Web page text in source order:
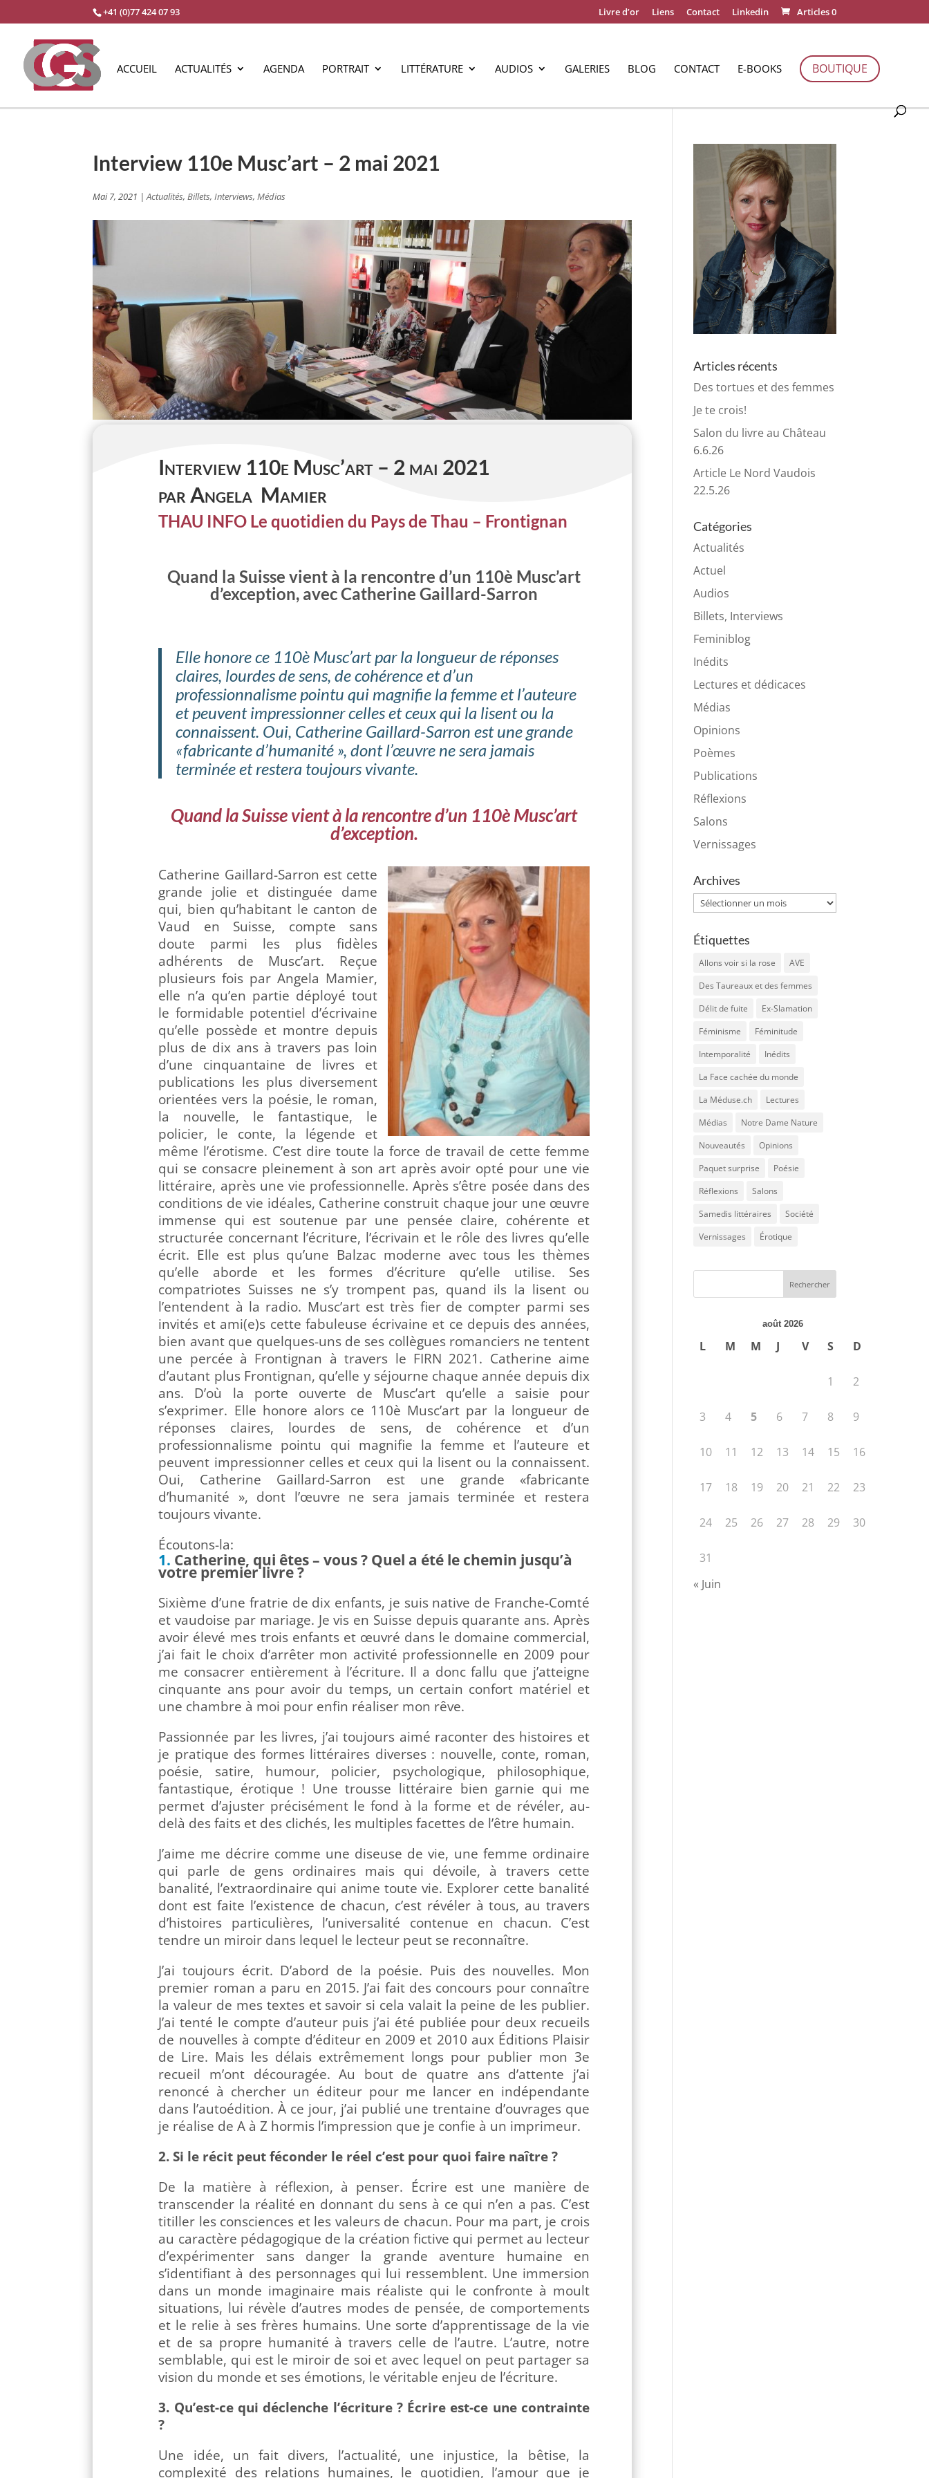
+41 (0)77 424 07 93 Livre d’or Liens Contact Linkedin Articles 0
ACCUEIL ACTUALITÉS AGENDA PORTRAIT LITTÉRATURE AUDIOS GALERIES BLOG CONTACT E-BOOKS BOUTIQUE
Interview 110e Musc’art – 2 mai 2021
Mai 7, 2021 |Actualités,Billets, Interviews,Médias
Interview 110e Musc’art – 2 mai 2021
par Angela Mamier
THAU INFO Le quotidien du Pays de Thau – Frontignan
Quand la Suisse vient à la rencontre d’un 110è Musc’art
d’exception, avec Catherine Gaillard-Sarron
Elle honore ce 110è Musc’art par la longueur de réponses
claires, lourdes de sens, de cohérence et d’un
professionnalisme pointu qui magnifie la femme et l’auteure
et peuvent impressionner celles et ceux qui la lisent ou la
connaissent. Oui, Catherine Gaillard-Sarron est une grande
«fabricante d’humanité », dont l’œuvre ne sera jamais
terminée et restera toujours vivante.
Quand la Suisse vient à la rencontre d’un 110è Musc’art
d’exception.
Catherine Gaillard-Sarron est cette
grande jolie et distinguée dame
qui, bien qu’habitant le canton de
Vaud en Suisse, compte sans
doute parmi les plus fidèles
adhérents de Musc’art. Reçue
plusieurs fois par Angela Mamier,
elle n’a qu’en partie déployé tout
le formidable potentiel d’écrivaine
qu’elle possède et montre depuis
plus de dix ans à travers pas loin
d’une cinquantaine de livres et
publications les plus diversement
orientées vers la poésie, le roman,
la nouvelle, le fantastique, le
policier, le conte, la légende et
même l’érotisme. C’est dire toute la force de travail de cette femme
qui se consacre pleinement à son art après avoir opté pour une vie
littéraire, après une vie professionnelle. Après s’être posée dans des
conditions de vie idéales, Catherine construit chaque jour une œuvre
immense qui est soutenue par une pensée claire, cohérente et
structurée concernant l’écriture, l’écrivain et le rôle des livres qu’elle
écrit. Elle est plus qu’une Balzac moderne avec tous les thèmes
qu’elle aborde et les formes d’écriture qu’elle utilise. Ses
compatriotes Suisses ne s’y trompent pas, quand ils la lisent ou
l’entendent à la radio. Musc’art est très fier de compter parmi ses
invités et ami(e)s cette fabuleuse écrivaine et ce depuis des années,
bien avant que quelques-uns de ses collègues romanciers ne tentent
une percée à Frontignan à travers le FIRN 2021. Catherine aime
d’autant plus Frontignan, qu’elle y séjourne chaque année depuis dix
ans. D’où la porte ouverte de Musc’art qu’elle a saisie pour
s’exprimer. Elle honore alors ce 110è Musc’art par la longueur de
réponses claires, lourdes de sens, de cohérence et d’un
professionnalisme pointu qui magnifie la femme et l’auteure et
peuvent impressionner celles et ceux qui la lisent ou la connaissent.
Oui, Catherine Gaillard-Sarron est une grande «fabricante
d’humanité », dont l’œuvre ne sera jamais terminée et restera
toujours vivante.
Écoutons-la:
Catherine, qui êtes – vous ? Quel a été le chemin jusqu’à
votre premier livre ?
Sixième d’une fratrie de dix enfants, je suis native de Franche-Comté
et vaudoise par mariage. Je vis en Suisse depuis quarante ans. Après
avoir élevé mes trois enfants et œuvré dans le domaine commercial,
j’ai fait le choix d’arrêter mon activité professionnelle en 2009 pour
me consacrer entièrement à l’écriture. Il a donc fallu que j’atteigne
cinquante ans pour avoir du temps, un certain confort matériel et
une chambre à moi pour enfin réaliser mon rêve.
Passionnée par les livres, j’ai toujours aimé raconter des histoires et
je pratique des formes littéraires diverses : nouvelle, conte, roman,
poésie, satire, humour, policier, psychologique, philosophique,
fantastique, érotique ! Une trousse littéraire bien garnie qui me
permet d’ajuster précisément le fond à la forme et de révéler, au-
delà des faits et des clichés, les multiples facettes de l’être humain.
J’aime me décrire comme une diseuse de vie, une femme ordinaire
qui parle de gens ordinaires mais qui dévoile, à travers cette
banalité, l’extraordinaire qui anime toute vie. Explorer cette banalité
dont est faite l’existence de chacun, c’est révéler à tous, au travers
d’histoires particulières, l’universalité contenue en chacun. C’est
tendre un miroir dans lequel le lecteur peut se reconnaître.
J’ai toujours écrit. D’abord de la poésie. Puis des nouvelles. Mon
premier roman a paru en 2015. J’ai fait des concours pour connaître
la valeur de mes textes et savoir si cela valait la peine de les publier.
J’ai tenté le compte d’auteur puis j’ai été publiée pour deux recueils
de nouvelles à compte d’éditeur en 2009 et 2010 aux Éditions Plaisir
de Lire. Mais les délais extrêmement longs pour publier mon 3e
recueil m’ont découragée. Au bout de quatre ans d’attente j’ai
renoncé à chercher un éditeur pour me lancer en indépendante
dans l’autoédition. À ce jour, j’ai publié une trentaine d’ouvrages que
je réalise de A à Z hormis l’impression que je confie à un imprimeur.
2. Si le récit peut féconder le réel c’est pour quoi faire naître ?
De la matière à réflexion, à penser. Écrire est une manière de
transcender la réalité en donnant du sens à ce qui n’en a pas. C’est
titiller les consciences et les valeurs de chacun. Pour ma part, je crois
au caractère pédagogique de la création fictive qui permet au lecteur
d’expérimenter sans danger la grande aventure humaine en
s’identifiant à des personnages qui lui ressemblent. Une immersion
dans un monde imaginaire mais réaliste qui le confronte à moult
situations, lui révèle d’autres modes de pensée, de comportements
et le relie à ses frères humains. Une sorte d’apprentissage de la vie
et de sa propre humanité à travers celle de l’autre. L’autre, notre
semblable, qui est le miroir de soi et avec lequel on peut partager sa
vision du monde et ses émotions, le véritable enjeu de l’écriture.
3. Qu’est-ce qui déclenche l’écriture ? Écrire est-ce une contrainte
?
Une idée, un fait divers, l’actualité, une injustice, la bêtise, la
complexité des relations humaines, le quotidien, l’amour que je
Articles récents
Des tortues et des femmes
Je te crois!
Salon du livre au Château
6.6.26
Article Le Nord Vaudois
22.5.26
Catégories
Actualités
Actuel
Audios
Billets, Interviews
Feminiblog
Inédits
Lectures et dédicaces
Médias
Opinions
Poèmes
Publications
Réflexions
Salons
Vernissages
Archives
Archives
Étiquettes
Allons voir si la rose
AVE
Des Taureaux et des femmes
Délit de fuite
Ex-Slamation
Féminisme
Féminitude
Intemporalité
Inédits
La Face cachée du monde
La Méduse.ch
Lectures
Médias
Notre Dame Nature
Nouveautés
Opinions
Paquet surprise
Poésie
Réflexions
Salons
Samedis littéraires
Société
Vernissages
Érotique
août 2026
L M M J V S D
1 2
3 4 5 6 7 8 9
10 11 12 13 14 15 16
17 18 19 20 21 22 23
24 25 26 27 28 29 30
31
« Juin